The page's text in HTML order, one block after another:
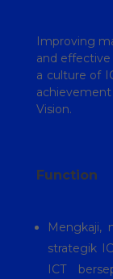
Improving
and effective
a culture of
Vision.
Function
Mengkaji,
strategik
ICT